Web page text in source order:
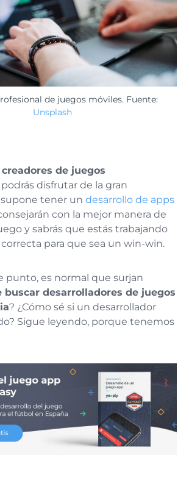
de juegos móviles. Fuente:
Unsplash
creadores de juegos
podrás disfrutar de la gran
tener un desarrollo de apps
con la mejor manera de
y sabrás que estás trabajando
para que sea un win-win.
punto, es normal que surjan
buscar desarrolladores de juegos
? ¿Cómo sé si un desarrollador
Sigue leyendo, porque tenemos